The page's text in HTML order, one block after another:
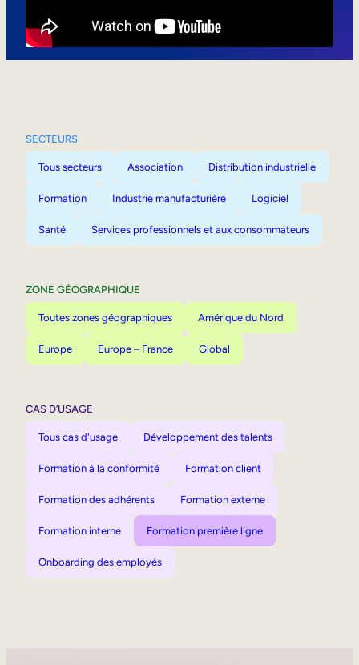
SECTEURS
Tous secteurs Association Distribution industrielle
Formation Industrie manufacturière Logiciel
Santé Services professionnels et aux consommateurs
ZONE GÉOGRAPHIQUE
Toutes zones géographiques Amérique du Nord
Europe Europe – France Global
CAS D’USAGE
Tous cas d'usage Développement des talents
Formation à la conformité Formation client
Formation des adhérents Formation externe
Formation interne Formation première ligne
Onboarding des employés